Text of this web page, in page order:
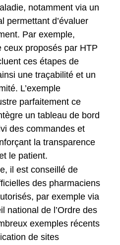
notamment via un
permettant d’évaluer
Par exemple,
ceux proposés par HTP
ces étapes de
une traçabilité et un
L’exemple
parfaitement ce
un tableau de bord
des commandes et
la transparence
le patient.
il est conseillé de
des pharmaciens
par exemple via
national de l’Ordre des
exemples récents
de sites